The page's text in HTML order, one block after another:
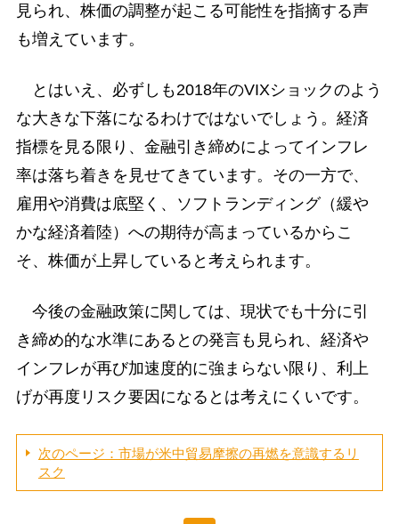
見られ、株価の調整が起こる可能性を指摘する声
も増えています。
とはいえ、必ずしも2018年のVIXショックのよう
な大きな下落になるわけではないでしょう。経済
指標を見る限り、金融引き締めによってインフレ
率は落ち着きを見せてきています。その一方で、
雇用や消費は底堅く、ソフトランディング（緩や
かな経済着陸）への期待が高まっているからこ
そ、株価が上昇していると考えられます。
今後の金融政策に関しては、現状でも十分に引
き締め的な水準にあるとの発言も見られ、経済や
インフレが再び加速度的に強まらない限り、利上
げが再度リスク要因になるとは考えにくいです。
次のページ：市場が米中貿易摩擦の再燃を意識するリ
スク